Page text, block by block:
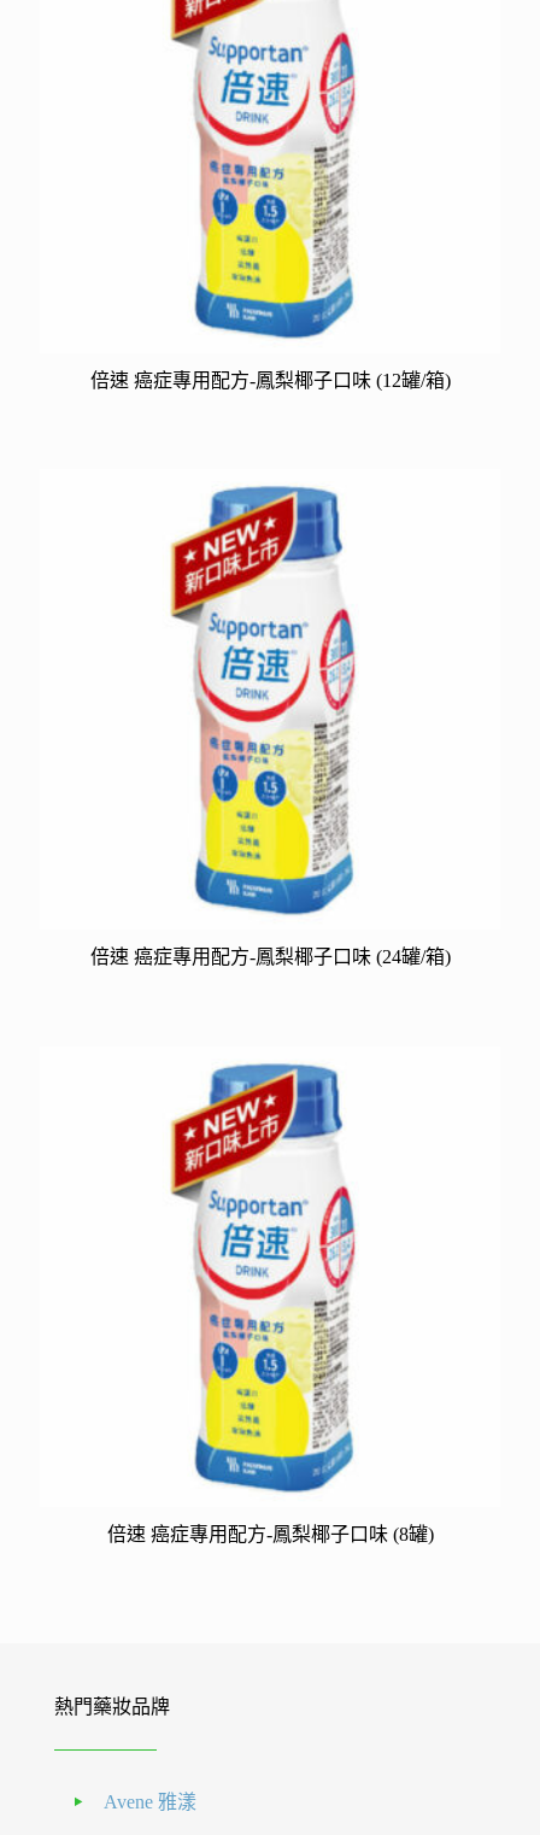
倍速 癌症專用配方-鳳梨椰子口味 (12罐/箱)
倍速 癌症專用配方-鳳梨椰子口味 (24罐/箱)
倍速 癌症專用配方-鳳梨椰子口味 (8罐)
熱門藥妝品牌
Avene 雅漾